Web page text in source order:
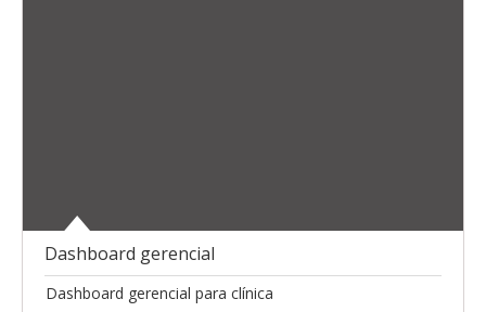
Dashboard gerencial
Dashboard gerencial para clínica